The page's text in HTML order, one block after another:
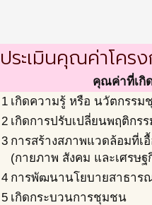
ประเมินคุณค่าโครง
คุณค่าที่เกิ
1 เกิดความรู้ หรือ นวัตกรรม
2 เกิดการปรับเปลี่ยนพฤติกร
3 การสร้างสภาพแวดล้อมที่เ
(กายภาพ สังคม และเศรษฐ
4 การพัฒนานโยบายสาธาร
5 เกิดกระบวนการชุมชน